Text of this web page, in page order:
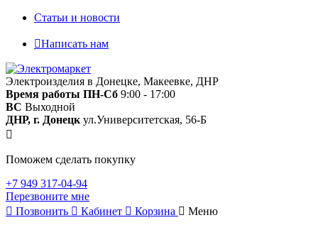
Статьи и новости
Написать нам
Электроизделия в Донецке, Макеевке, ДНР
Время работы ПН-Сб 9:00 - 17:00
ВС Выходной
ДНР, г. Донецк ул.Университетская, 56-Б
Поможем сделать покупку
+7 949 317-04-94
Перезвоните мне
Позвонить
Кабинет Корзина Меню